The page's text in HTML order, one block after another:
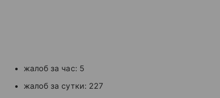
жалоб за час: 5
жалоб за сутки: 227